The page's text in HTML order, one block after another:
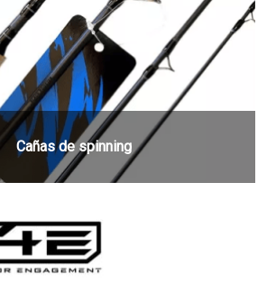
Cañas de spinning